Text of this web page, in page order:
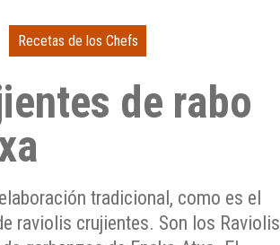
Recetas de los Chefs
de rabo
tradicional, como es el
raviolis crujientes. Son los Raviolis